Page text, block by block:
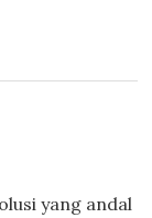
yang andal